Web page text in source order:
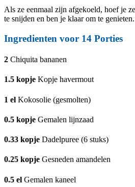
Als ze eenmaal zijn afgekoeld, hoef je
te snijden en ben je klaar om te genieten.
Ingredienten voor 14 Porties
2 Chiquita bananen
1.5 kopje Kopje havermout
1 el Kokosolie (gesmolten)
0.5 kopje Gemalen lijnzaad
0.33 kopje Dadelpuree (6 stuks)
0.25 kopje Gesneden amandelen
0.5 el Gemalen kaneel